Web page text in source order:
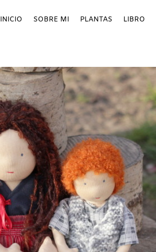
INICIO SOBRE MI PLANTAS LIBRO